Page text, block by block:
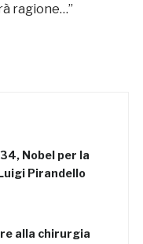
ragione…”
Nobel per la
Pirandello
alla chirurgia